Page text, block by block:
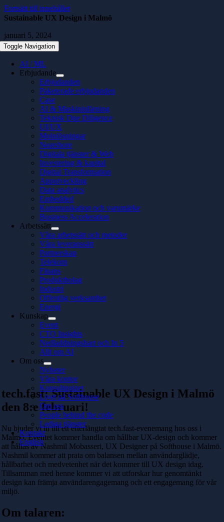
Fortsätt till innehållet
Toggle Navigation
AI / ML
Erbjudande
Erbjudanden
Paketerade erbjudanden
Case
AI & Maskininlärning
Teknisk Due Diligence
UI/UX
Molnlösningar
Nearshore
Digitala tjänster & Web
Investering & kapital
Digital Transformation
Apputveckling
Data analytics
Embedded
Kommunikation och varumärke
Business Acceleration
Arbetssätt
Våra arbetssätt och metoder
Våra leveranssätt
Partnerskap
Telekom
Finans
Produktbolag
Industri
Offentlig verksamhet
Energi
Kunskap
Event
CTO Insights
Nedladdningsbart och In 5
Allt om AI
Om oss
Nyheter
Våra kontor
Konsultquizet
Livet på Softhouse
Om oss
People behind the code
Lediga tjänster
Kontakt
English
Sustainable UX Design i Malmö
januari 5, 2024
tech.fast: Sustainable UX Design i Malmö
den 8:e februari!
Nu bjuder vi in till ett efterlängtat tech.fast-evenemang hos oss i
Malmö. Eventet kommer handla om hållbar UX-design och kommer
att hållas av Nashmil Mobasseri, UX Designer på Softhouse i Malmö.
Nashmil kommer att prata om balansen mellan användarglädje,
hållbarhet och medvetenhet när det kommer till UX design idag.
Tillsamman med henne kommer vi att utforskar hur genomtänkt
design kan främja användarengagemang och ett engagemang för vår
miljö.
Om talaren: